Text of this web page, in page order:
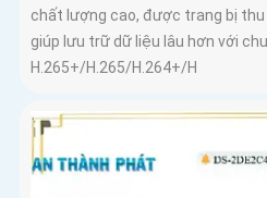
chất lượng cao, được trang bị thu
giúp lưu trữ dữ liệu lâu hơn với
H.265+/H.265/H.264+/H